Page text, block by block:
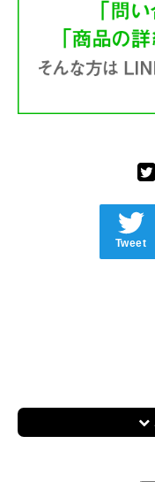
Tweet